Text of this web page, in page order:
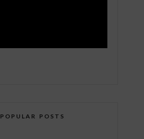
POPULAR POSTS